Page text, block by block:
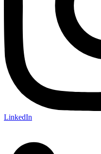
LinkedIn